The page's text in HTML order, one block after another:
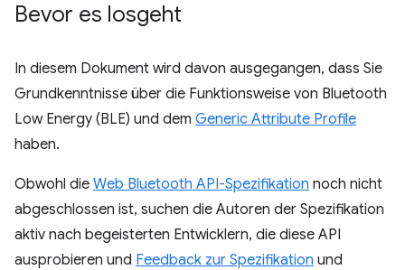
Bevor es losgeht
In diesem Dokument wird davon ausgegangen, dass Sie
Grundkenntnisse über die Funktionsweise von Bluetooth
Low Energy (BLE) und dem Generic Attribute Profile
haben.
Obwohl die Web Bluetooth API-Spezifikation noch nicht
abgeschlossen ist, suchen die Autoren der Spezifikation
aktiv nach begeisterten Entwicklern, die diese API
ausprobieren und Feedback zur Spezifikation und